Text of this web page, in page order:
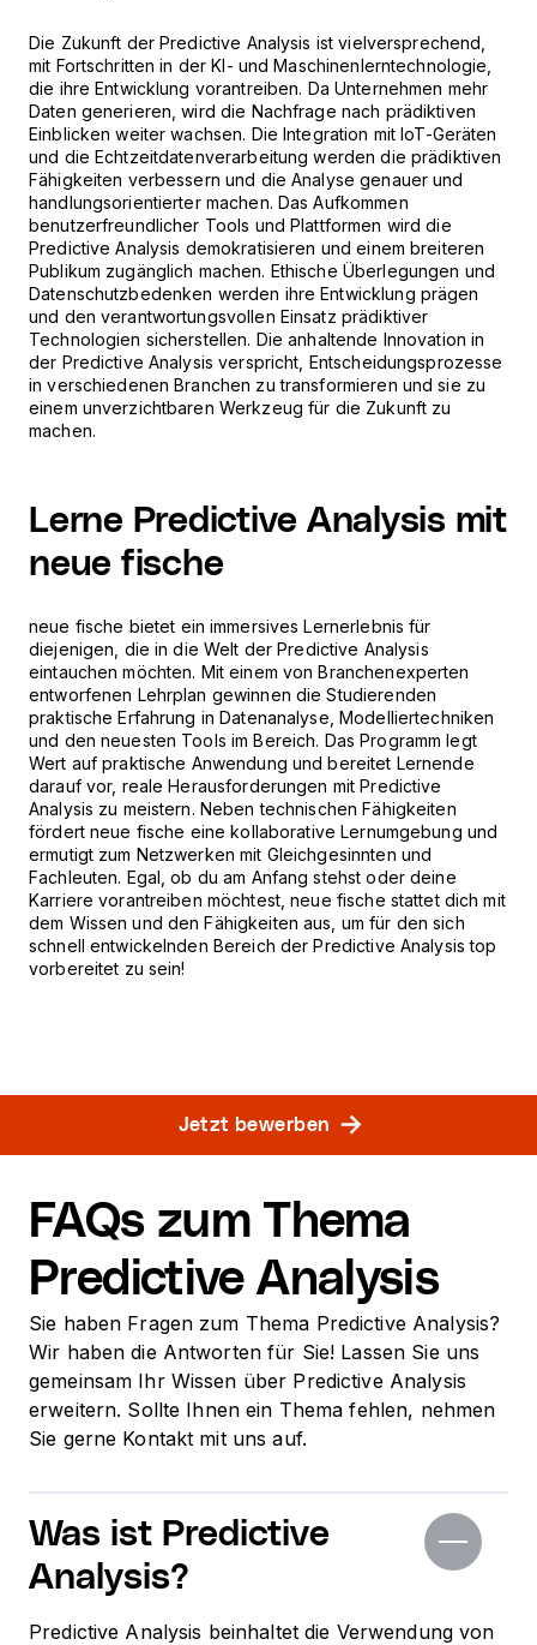
Die Zukunft der Predictive Analysis ist vielversprechend,
mit Fortschritten in der KI- und Maschinenlerntechnologie,
die ihre Entwicklung vorantreiben. Da Unternehmen mehr
Daten generieren, wird die Nachfrage nach prädiktiven
Einblicken weiter wachsen. Die Integration mit IoT-Geräten
und die Echtzeitdatenverarbeitung werden die prädiktiven
Fähigkeiten verbessern und die Analyse genauer und
handlungsorientierter machen. Das Aufkommen
benutzerfreundlicher Tools und Plattformen wird die
Predictive Analysis demokratisieren und einem breiteren
Publikum zugänglich machen. Ethische Überlegungen und
Datenschutzbedenken werden ihre Entwicklung prägen
und den verantwortungsvollen Einsatz prädiktiver
Technologien sicherstellen. Die anhaltende Innovation in
der Predictive Analysis verspricht, Entscheidungsprozesse
in verschiedenen Branchen zu transformieren und sie zu
einem unverzichtbaren Werkzeug für die Zukunft zu
machen.
Lerne Predictive Analysis mit
neue fische
neue fische bietet ein immersives Lernerlebnis für
diejenigen, die in die Welt der Predictive Analysis
eintauchen möchten. Mit einem von Branchenexperten
entworfenen Lehrplan gewinnen die Studierenden
praktische Erfahrung in Datenanalyse, Modelliertechniken
und den neuesten Tools im Bereich. Das Programm legt
Wert auf praktische Anwendung und bereitet Lernende
darauf vor, reale Herausforderungen mit Predictive
Analysis zu meistern. Neben technischen Fähigkeiten
fördert neue fische eine kollaborative Lernumgebung und
ermutigt zum Netzwerken mit Gleichgesinnten und
Fachleuten. Egal, ob du am Anfang stehst oder deine
Karriere vorantreiben möchtest, neue fische stattet dich mit
dem Wissen und den Fähigkeiten aus, um für den sich
schnell entwickelnden Bereich der Predictive Analysis top
vorbereitet zu sein!
Jetzt bewerben
FAQs zum Thema
Predictive Analysis
Sie haben Fragen zum Thema Predictive Analysis?
Wir haben die Antworten für Sie! Lassen Sie uns
gemeinsam Ihr Wissen über Predictive Analysis
erweitern. Sollte Ihnen ein Thema fehlen, nehmen
Sie gerne Kontakt mit uns auf.
Was ist Predictive
Analysis?
Predictive Analysis beinhaltet die Verwendung von